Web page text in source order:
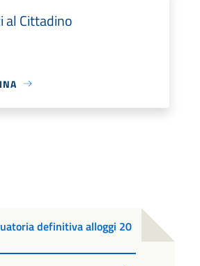
al Cittadino
definitiva alloggi 20